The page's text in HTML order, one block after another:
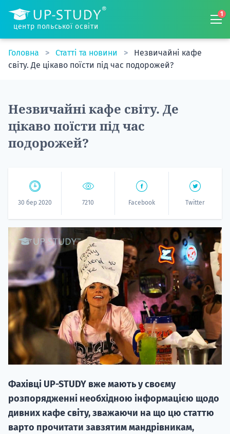
центр польської освіти
1
Головна Статті та новини
Незвичайні кафе
світу. Де цікаво поїсти під час подорожей?
Незвичайні кафе світу. Де
цікаво поїсти під час
подорожей?
30 бер 2020 7210 Facebook Twitter
Фахівці UP-STUDY вже мають у своєму
розпорядженні необхідною інформацією щодо
дивних кафе світу, зважаючи на що цю статтю
варто прочитати завзятим мандрівникам,
НАБІР
вступ на